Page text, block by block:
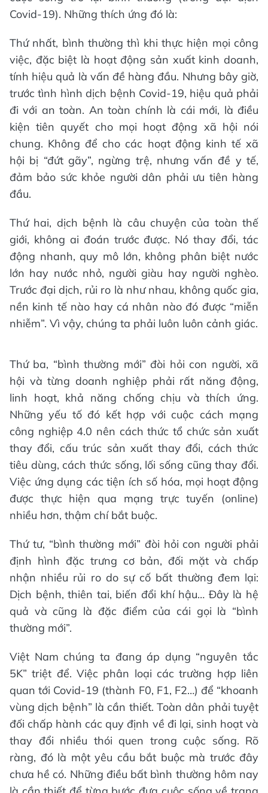
Covid-19). Những thích ứng đó là:
Thứ nhất, bình thường thì khi thực hiện mọi công
việc, đặc biệt là hoạt động sản xuất kinh doanh,
tính hiệu quả là vấn đề hàng đầu. Nhưng bây giờ,
trước tình hình dịch bệnh Covid-19, hiệu quả phải
đi với an toàn. An toàn chính là cái mới, là điều
kiện tiên quyết cho mọi hoạt động xã hội nói
chung. Không để cho các hoạt động kinh tế xã
hội bị “đứt gãy”, ngừng trệ, nhưng vấn đề y tế,
đảm bảo sức khỏe người dân phải ưu tiên hàng
đầu.
Thứ hai, dịch bệnh là câu chuyện của toàn thế
giới, không ai đoán trước được. Nó thay đổi, tác
động nhanh, quy mô lớn, không phân biệt nước
lớn hay nước nhỏ, người giàu hay người nghèo.
Trước đại dịch, rủi ro là như nhau, không quốc gia,
nền kinh tế nào hay cá nhân nào đó được “miễn
nhiễm”. Vì vậy, chúng ta phải luôn luôn cảnh giác.
Thứ ba, “bình thường mới” đòi hỏi con người, xã
hội và từng doanh nghiệp phải rất năng động,
linh hoạt, khả năng chống chịu và thích ứng.
Những yếu tố đó kết hợp với cuộc cách mạng
công nghiệp 4.0 nên cách thức tổ chức sản xuất
thay đổi, cấu trúc sản xuất thay đổi, cách thức
tiêu dùng, cách thức sống, lối sống cũng thay đổi.
Việc ứng dụng các tiện ích số hóa, mọi hoạt động
được thực hiện qua mạng trực tuyến (online)
nhiều hơn, thậm chí bắt buộc.
Thứ tư, “bình thường mới” đòi hỏi con người phải
định hình đặc trưng cơ bản, đối mặt và chấp
nhận nhiều rủi ro do sự cố bất thường đem lại:
Dịch bệnh, thiên tai, biến đổi khí hậu… Đây là hệ
quả và cũng là đặc điểm của cái gọi là “bình
thường mới”.
Việt Nam chúng ta đang áp dụng “nguyên tắc
5K” triệt để. Việc phân loại các trường hợp liên
quan tới Covid-19 (thành F0, F1, F2…) để “khoanh
vùng dịch bệnh” là cần thiết. Toàn dân phải tuyệt
đối chấp hành các quy định về đi lại, sinh hoạt và
thay đổi nhiều thói quen trong cuộc sống. Rõ
ràng, đó là một yêu cầu bắt buộc mà trước đây
chưa hề có. Những điều bất bình thường hôm nay